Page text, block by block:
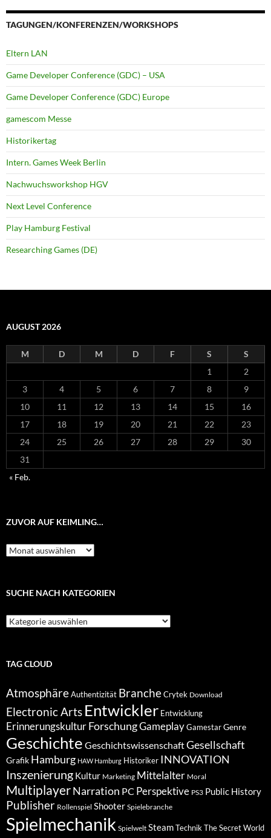
TAGUNGEN/KONFERENZEN/WORKSHOPS
Eltern LAN
Game Developer Conference (GDC) – USA
Game Developer Conference (GDC) Europe
gamescom Messe
Historikertag
Intern. Games Week Berlin
Nachwuchsworkshop HGV
Next Level Conference
Play Hamburg Festival
Researching Games (DE)
AUGUST 2026
M D M D F S
S
1
2
3
4 5 6 7 8
9
10
11 12 13 14 15
16
17
18 19 20 21 22
23
24
25 26 27 28 29
30
31
« Feb.
ZUVOR AUF KEIMLING…
Zuvor
auf
SUCHE NACH KATEGORIEN
Suche
nach
TAG CLOUD
Atmosphäre Authentizität Branche Crytek Download
Electronic Arts Entwickler Entwicklung
Erinnerungskultur ForschungGameplay Gamestar Genre
Geschichte GeschichtswissenschaftGesellschaft
Grafik Hamburg HAW Hamburg Historiker INNOVATION
Inszenierung Kultur Marketing Mittelalter Moral
MultiplayerNarration PC Perspektive PS3 Public History
Publisher Rollenspiel Shooter Spielebranche
Spielmechanik Spielwelt Steam Technik The Secret World